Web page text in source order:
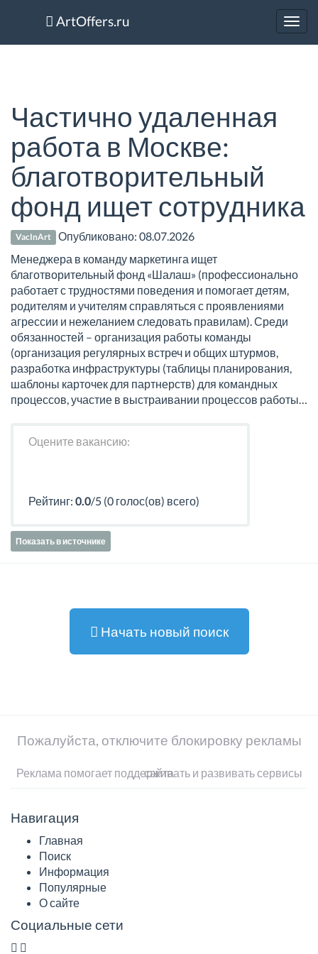
ArtOffers.ru
Частично удаленная
работа в Москве:
благотворительный
фонд ищет сотрудника
VacInArt Опубликовано:08.07.2026
Менеджера в команду маркетинга ищет
благотворительный фонд «Шалаш» (профессионально
работает с трудностями поведения и помогает детям,
родителям и учителям справляться с проявлениями
агрессии и нежеланием следовать правилам). Среди
обязанностей – организация работы команды
(организация регулярных встреч и общих штурмов,
разработка инфраструктуры (таблицы планирования,
шаблоны карточек для партнерств) для командных
процессов, участие в выстраивании процессов работы…
Оцените вакансию:
Рейтинг: 0.0/5 (0 голос(ов) всего)
Показать в источнике
Начать новый поиск
Пожалуйста, отключите блокировку рекламы
Реклама помогает поддерживать и развивать сервисы сайта
Навигация
Главная
Поиск
Информация
Популярные
О сайте
Социальные сети